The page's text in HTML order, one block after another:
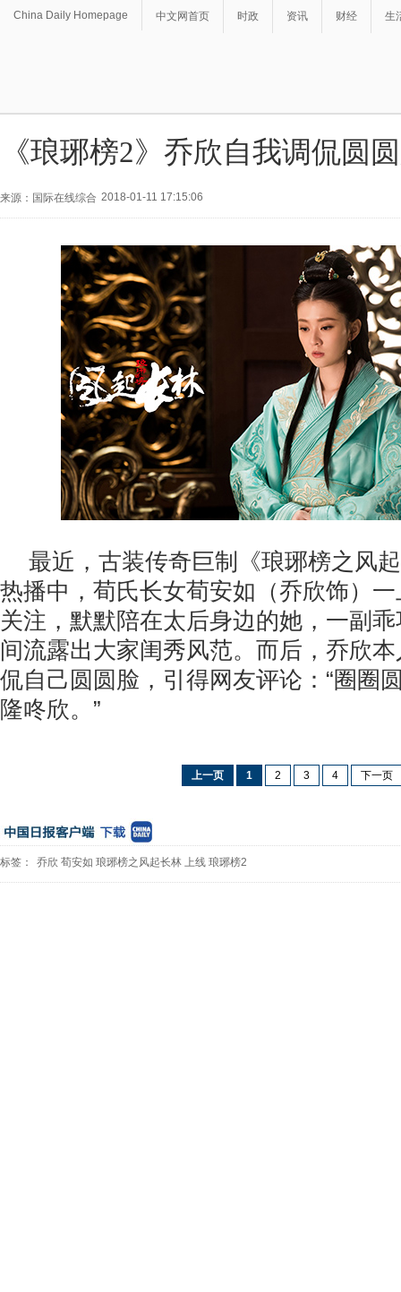
China Daily Homepage 中文网首页 时政 资讯 财经 生
《琅琊榜2》乔欣自我调侃圆
来源：国际在线综合 2018-01-11 17:15:06
最近，古装传奇巨制《琅琊榜之风
热播中，荀氏长女荀安如（乔欣饰）
关注，默默陪在太后身边的她，一副
间流露出大家闺秀风范。而后，乔欣
侃自己圆圆脸，引得网友评论：“圈圈
隆咚欣。”
上一页 1 2 3 4 下一页
标签： 乔欣 荀安如 琅琊榜之风起长林 上线 琅琊榜2